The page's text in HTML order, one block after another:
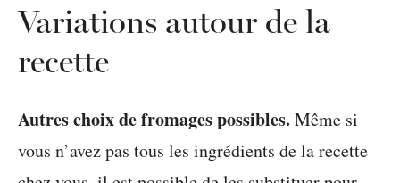
Variations autour de la
recette
Autres choix de fromages possibles. Même si
vous n’avez pas tous les ingrédients de la recette